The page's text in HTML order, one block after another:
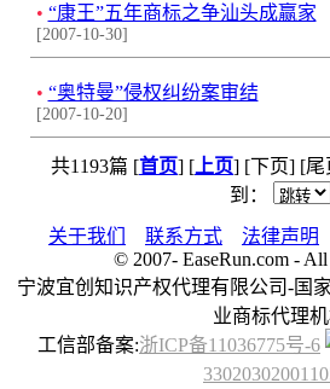
• “康王”五年商标之争汕头成赢家
[2007-10-30]
• “奥特曼”侵权纠纷案审结
[2007-10-20]
共1193篇 [首页] [ 上页] [下页] [尾
到：
关于我们
联系方式 法律声明
© 2007-EaseRun.com - All
宁波宜创知识产权代理有限公司-国
业商标代理
工信部备案:浙ICP备11036775号-6